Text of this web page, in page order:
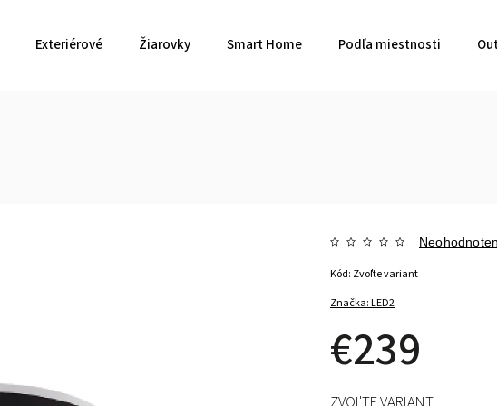
Exteriérové Žiarovky Smart Home Podľa miestnosti
Značka:LED2
€239
Kód: Zvoľte variant